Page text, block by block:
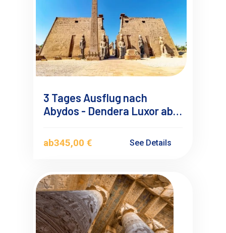
3 Tages Ausflug nach
Abydos - Dendera Luxor ab
Übernachtung
ab345,00 € See Details